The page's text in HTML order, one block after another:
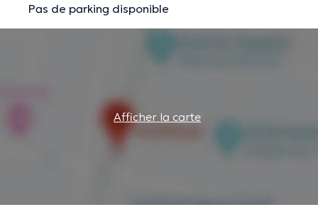
Pas de parking disponible
Afficher la carte